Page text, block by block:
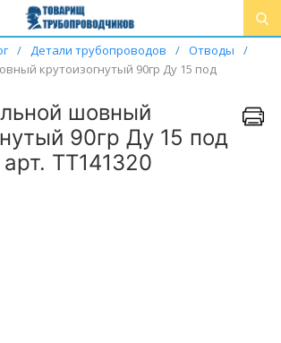
/ Детали трубопроводов / Отводы
/
крутоизогнутый 90гр Ду 15 под
шовный
90гр Ду 15 под
ТТ141320